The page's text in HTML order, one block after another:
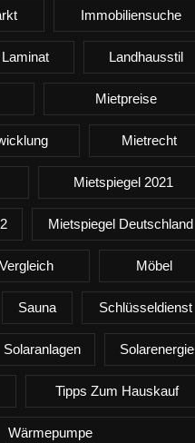
Immobiliensuche
Laminat Landhausstil
Mietpreise
Mietrecht
Mietspiegel 2021
Mietspiegel Deutschland
Möbel
Sauna Schlüsseldienst
Solaranlagen Solarenergie
Tipps Zum Hauskauf
Wärmepumpe